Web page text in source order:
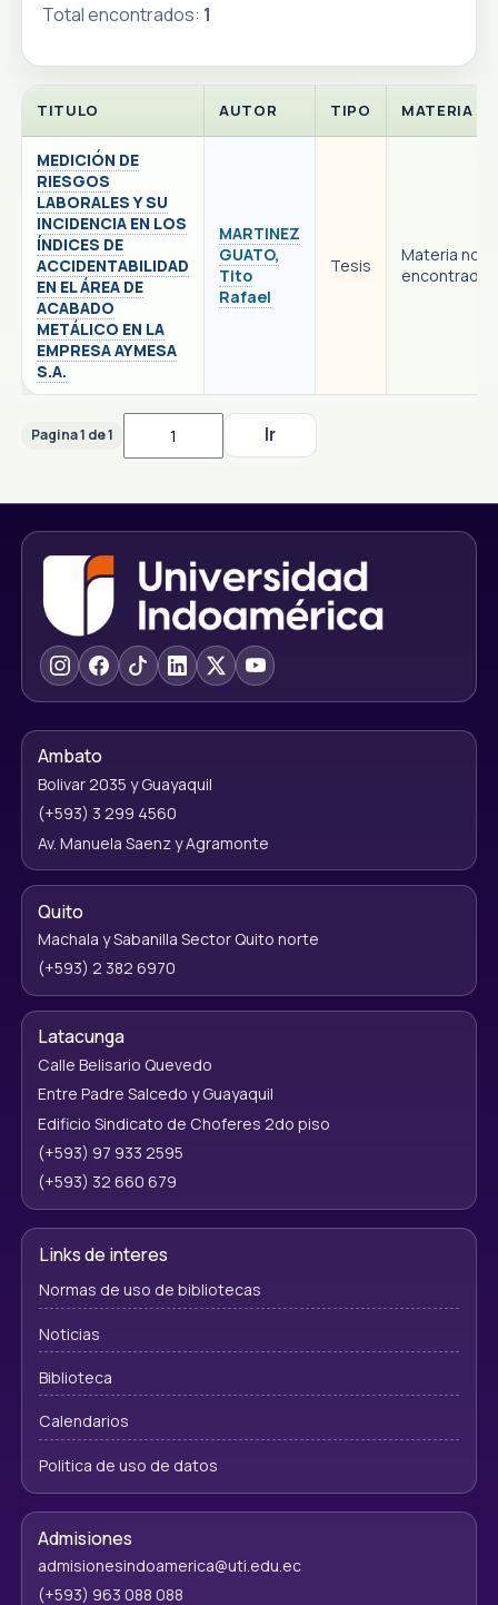
Total encontrados: 1
TITULO AUTOR TIPO MATERIA
MEDICIÓN DE
RIESGOS
LABORALES Y SU
INCIDENCIA EN LOS
ÍNDICES DE
ACCIDENTABILIDAD
EN EL ÁREA DE
ACABADO
METÁLICO EN LA
EMPRESA AYMESA
S.A.
MARTINEZ
GUATO,
Tito
Rafael
Tesis
Materia no
encontrada
Pagina 1 de 1
Ambato
Bolivar 2035 y Guayaquil
(+593) 3 299 4560
Av. Manuela Saenz y Agramonte
Quito
Machala y Sabanilla Sector Quito norte
(+593) 2 382 6970
Latacunga
Calle Belisario Quevedo
Entre Padre Salcedo y Guayaquil
Edificio Sindicato de Choferes 2do piso
(+593) 97 933 2595
(+593) 32 660 679
Links de interes
Normas de uso de bibliotecas
Noticias
Biblioteca
Calendarios
Politica de uso de datos
Admisiones
admisionesindoamerica@uti.edu.ec
(+593) 963 088 088